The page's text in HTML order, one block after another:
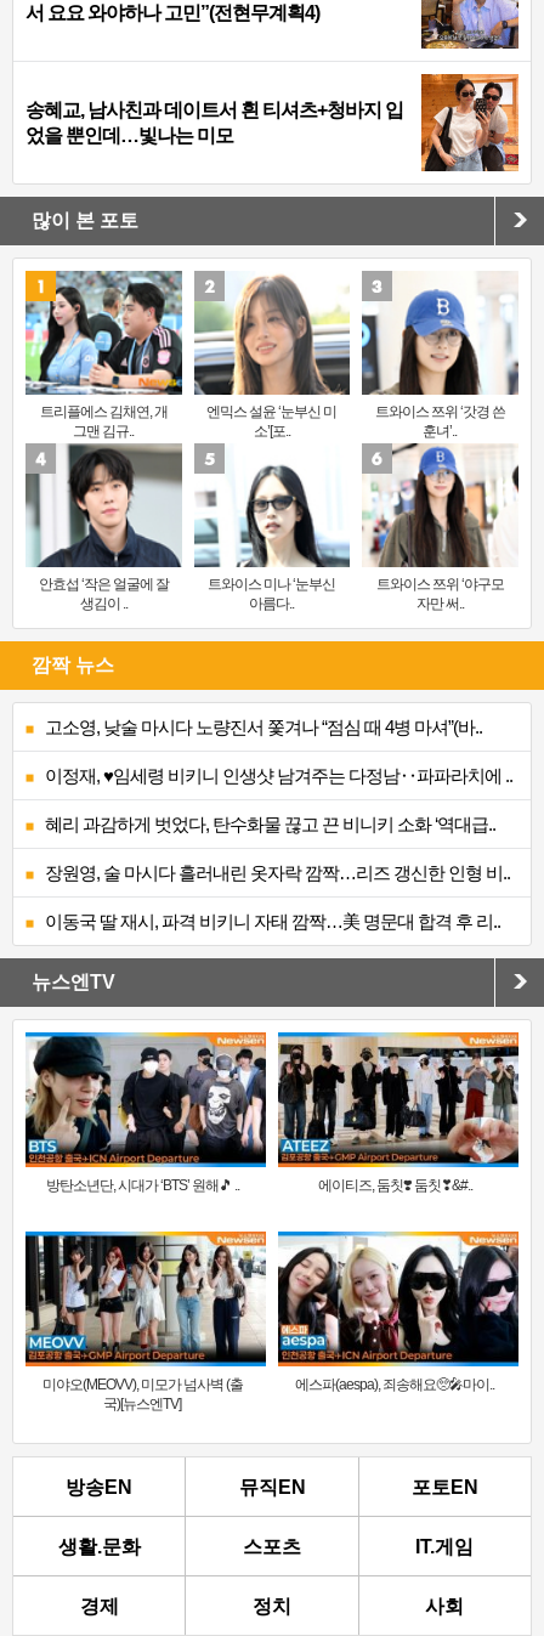
서 요요 와야하나 고민”(전현무계획4)
송혜교, 남사친과 데이트서 흰 티셔츠+청바지 입
었을 뿐인데…빛나는 미모
많이 본 포토
트리플에스 김채연, 개
그맨 김규..
엔믹스 설윤 ‘눈부신 미
소’[포..
트와이스 쯔위 ‘갓경 쓴
훈녀’..
안효섭 ‘작은 얼굴에 잘
생김이 ..
트와이스 미나 ‘눈부신
아름다..
트와이스 쯔위 ‘야구모
자만 써..
깜짝 뉴스
고소영, 낮술 마시다 노량진서 쫓겨나 “점심 때 4병 마셔”(바..
이정재, ♥임세령 비키니 인생샷 남겨주는 다정남‥파파라치에 ..
혜리 과감하게 벗었다, 탄수화물 끊고 끈 비니키 소화 ‘역대급..
장원영, 술 마시다 흘러내린 옷자락 깜짝…리즈 갱신한 인형 비..
이동국 딸 재시, 파격 비키니 자태 깜짝…美 명문대 합격 후 리..
뉴스엔TV
방탄소년단, 시대가 ‘BTS’ 원해🎵 .. 에이티즈, 둠칫❣️ 둠칫❣&#..
미야오(MEOVV), 미모가 넘사벽 (출
국)[뉴스엔TV]
에스파(aespa), 죄송해요🥺🎤마이..
방송EN 뮤직EN 포토EN
생활.문화 스포츠 IT.게임
경제 정치 사회